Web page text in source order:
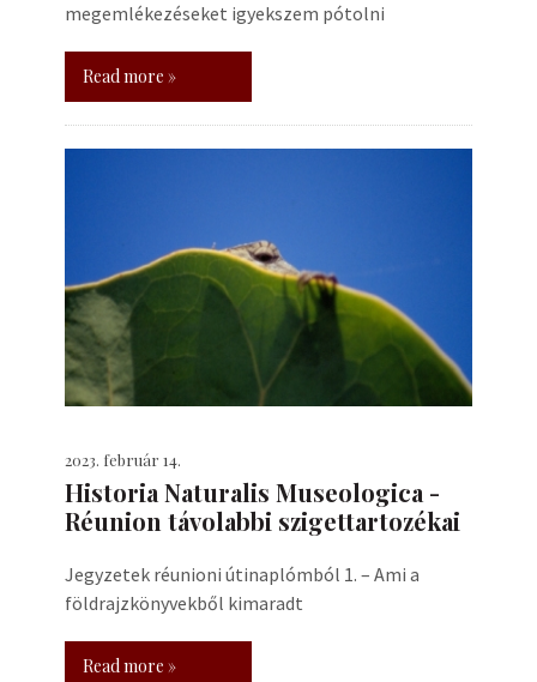
megemlékezéseket igyekszem pótolni
Read more »
2023. február 14.
Historia Naturalis Museologica -
Réunion távolabbi szigettartozékai
Jegyzetek réunioni útinaplómból 1. – Ami a
földrajzkönyvekből kimaradt
Read more »